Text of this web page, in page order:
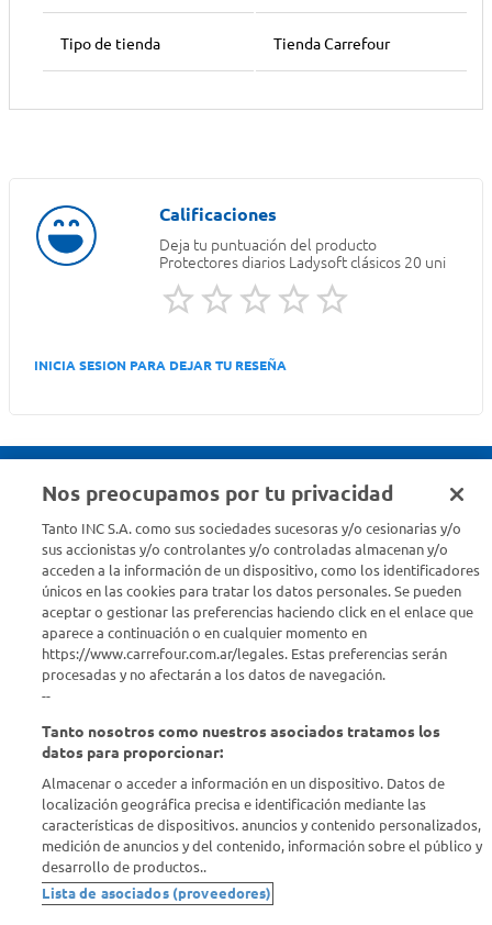
Tipo de tienda Tienda Carrefour
Deja tu puntuación del producto
Protectores diarios Ladysoft clásicos 20 uni
INICIA SESION PARA DEJAR TU RESEÑA
Estamos para ayudarte
¿Tenés una consulta? Comunicate con nosotros acá
Descubrí Carrefour
Conocenos
Info útil
Comprá Online
Nos preocupamos por tu privacidad
Tanto INC S.A. como sus sociedades sucesoras y/o cesionarias y/o
sus accionistas y/o controlantes y/o controladas almacenan y/o
acceden a la información de un dispositivo, como los identificadores
únicos en las cookies para tratar los datos personales. Se pueden
aceptar o gestionar las preferencias haciendo click en el enlace que
aparece a continuación o en cualquier momento en
https://www.carrefour.com.ar/legales. Estas preferencias serán
procesadas y no afectarán a los datos de navegación.
--
Tanto nosotros como nuestros asociados tratamos los
datos para proporcionar:
Almacenar o acceder a información en un dispositivo. Datos de
localización geográfica precisa e identificación mediante las
características de dispositivos. anuncios y contenido personalizados,
medición de anuncios y del contenido, información sobre el público y
desarrollo de productos..
Lista de asociados (proveedores)